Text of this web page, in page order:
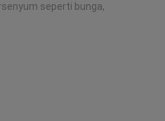
seperti bunga,